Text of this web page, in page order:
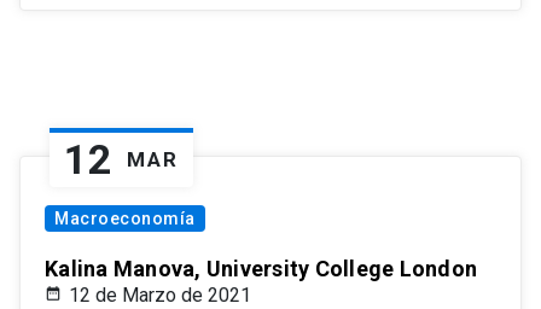
12 MAR
Macroeconomía
Kalina Manova, University College London
12 de Marzo de 2021